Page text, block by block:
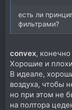
есть ли
фильтрами?
convex, конечно
Хорошие и
В идеале,
воздуха, чтобы
но при этом не
на полтора